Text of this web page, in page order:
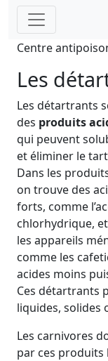
Centre
Les
Les détartrants
des produits
qui peuvent
et éliminer le
Dans les
on trouve des
forts, comme
chlorhydrique,
les appareils
comme les
acides moins
Ces détartrants
liquides, solides
Les carnivores
par ces produits